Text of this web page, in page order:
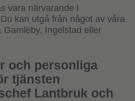
vara närvarande i
kan utgå från något av våra
Gamleby, Ingelstad eller
och personliga
tjänsten
Lantbruk och